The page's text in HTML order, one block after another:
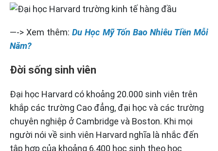
—-> Xem thêm:Du Học Mỹ Tốn Bao Nhiêu Tiền Mỗi
Năm?
Đời sống sinh viên
Đại học Harvard có khoảng 20.000 sinh viên trên
khắp các trường Cao đẳng, đại học và các trường
chuyên nghiệp ở Cambridge và Boston. Khi mọi
người nói về sinh viên Harvard nghĩa là nhắc đến
tập hợp của khoảng 6.400 học sinh theo học